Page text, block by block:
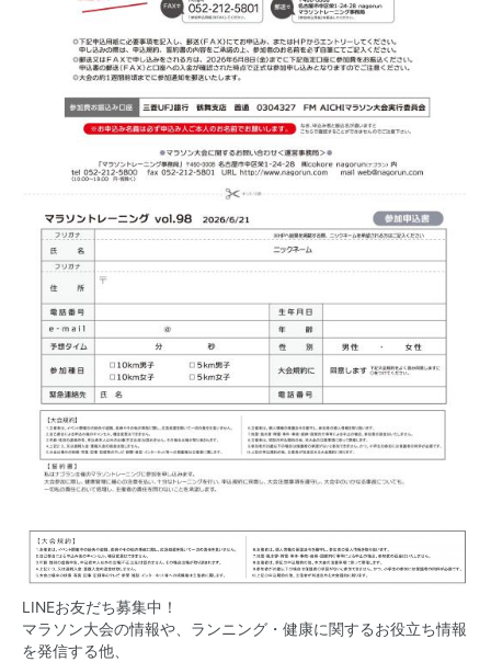
LINEお友だち募集中！
マラソン大会の情報や、ランニング・健康に関するお役立ち情報
を発信する他、